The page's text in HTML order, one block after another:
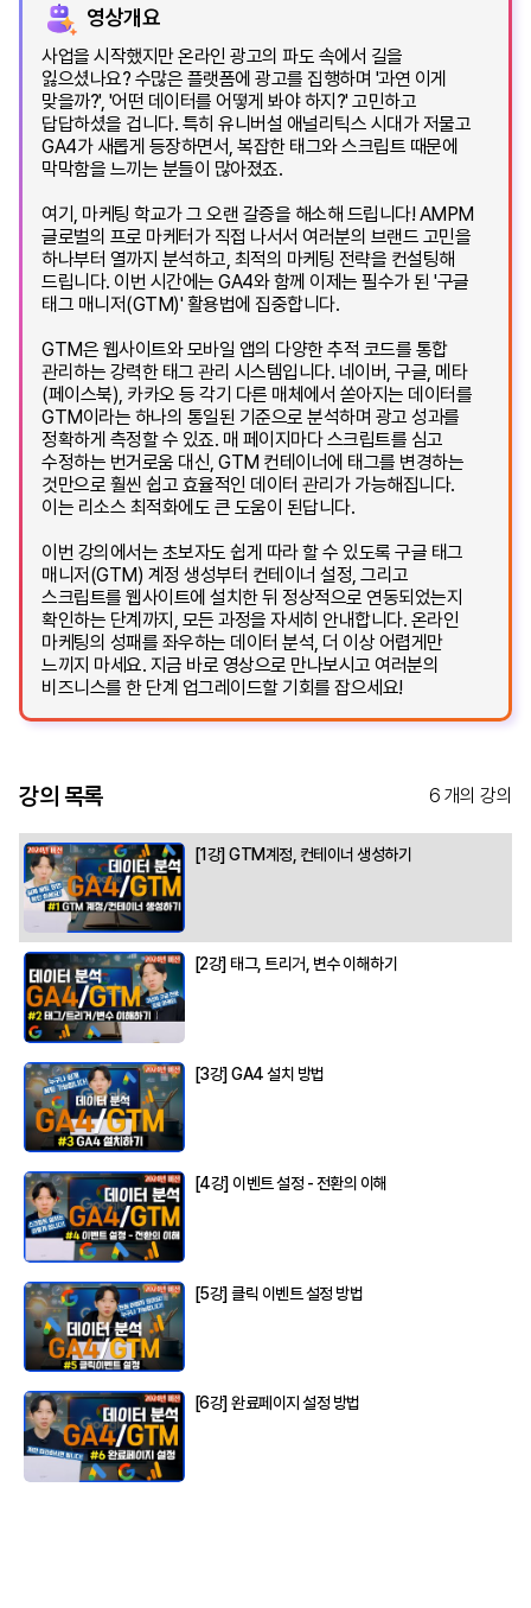
영상개요
사업을 시작했지만 온라인 광고의 파도 속에서 길을
잃으셨나요? 수많은 플랫폼에 광고를 집행하며 '과연 이게
맞을까?', '어떤 데이터를 어떻게 봐야 하지?' 고민하고
답답하셨을 겁니다. 특히 유니버설 애널리틱스 시대가 저물고
GA4가 새롭게 등장하면서, 복잡한 태그와 스크립트 때문에
막막함을 느끼는 분들이 많아졌죠.
여기, 마케팅 학교가 그 오랜 갈증을 해소해 드립니다! AMPM
글로벌의 프로 마케터가 직접 나서서 여러분의 브랜드 고민을
하나부터 열까지 분석하고, 최적의 마케팅 전략을 컨설팅해
드립니다. 이번 시간에는 GA4와 함께 이제는 필수가 된 '구글
태그 매니저(GTM)' 활용법에 집중합니다.
GTM은 웹사이트와 모바일 앱의 다양한 추적 코드를 통합
관리하는 강력한 태그 관리 시스템입니다. 네이버, 구글, 메타
(페이스북), 카카오 등 각기 다른 매체에서 쏟아지는 데이터를
GTM이라는 하나의 통일된 기준으로 분석하며 광고 성과를
정확하게 측정할 수 있죠. 매 페이지마다 스크립트를 심고
수정하는 번거로움 대신, GTM 컨테이너에 태그를 변경하는
것만으로 훨씬 쉽고 효율적인 데이터 관리가 가능해집니다.
이는 리소스 최적화에도 큰 도움이 된답니다.
이번 강의에서는 초보자도 쉽게 따라 할 수 있도록 구글 태그
매니저(GTM) 계정 생성부터 컨테이너 설정, 그리고
스크립트를 웹사이트에 설치한 뒤 정상적으로 연동되었는지
확인하는 단계까지, 모든 과정을 자세히 안내합니다. 온라인
마케팅의 성패를 좌우하는 데이터 분석, 더 이상 어렵게만
느끼지 마세요. 지금 바로 영상으로 만나보시고 여러분의
비즈니스를 한 단계 업그레이드할 기회를 잡으세요!
강의 목록 6 개의 강의
[1강] GTM계정, 컨테이너 생성하기
[2강] 태그, 트리거, 변수 이해하기
[3강] GA4 설치 방법
[4강] 이벤트 설정 - 전환의 이해
[5강] 클릭 이벤트 설정 방법
[6강] 완료페이지 설정 방법